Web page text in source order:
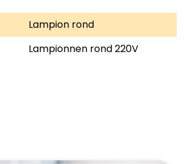
Lampion rond
Lampionnen rond 220V